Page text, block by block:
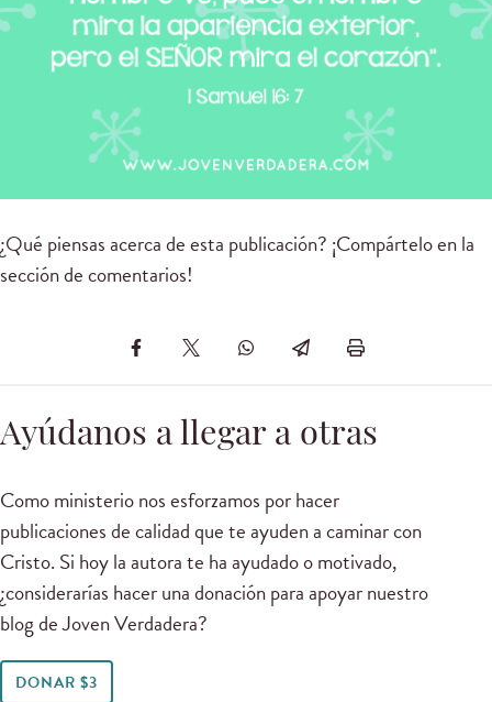
¿Qué piensas acerca de esta publicación? ¡Compártelo en la
sección de comentarios!
Ayúdanos a llegar a otras
Como ministerio nos esforzamos por hacer
publicaciones de calidad que te ayuden a caminar con
Cristo. Si hoy la autora te ha ayudado o motivado,
¿considerarías hacer una donación para apoyar nuestro
blog de Joven Verdadera?
DONAR $3